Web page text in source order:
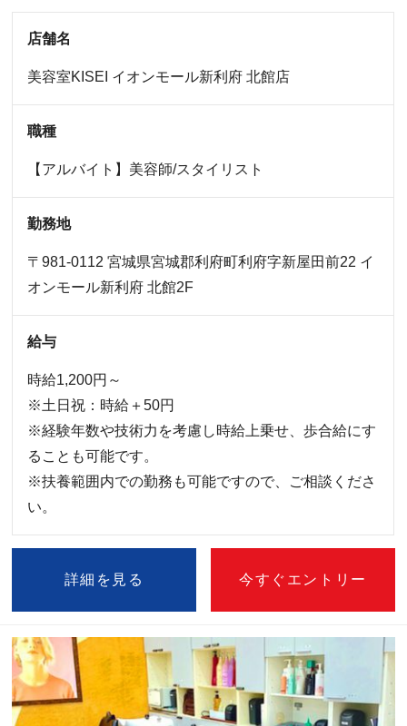
店舗名
美容室KISEI イオンモール新利府 北館店
職種
【アルバイト】美容師/スタイリスト
勤務地
〒981-0112 宮城県宮城郡利府町利府字新屋田前22 イ
オンモール新利府 北館2F
給与
時給1,200円～
※土日祝：時給＋50円
※経験年数や技術力を考慮し時給上乗せ、歩合給にす
ることも可能です。
※扶養範囲内での勤務も可能ですので、ご相談くださ
い。
詳細を見る 今すぐエントリー